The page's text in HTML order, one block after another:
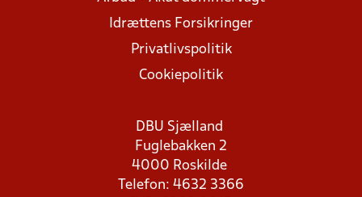
Idrættens Forsikringer
Privatlivspolitik
Cookiepolitik
DBU Sjælland
Fuglebakken 2
4000 Roskilde
Telefon: 4632 3366